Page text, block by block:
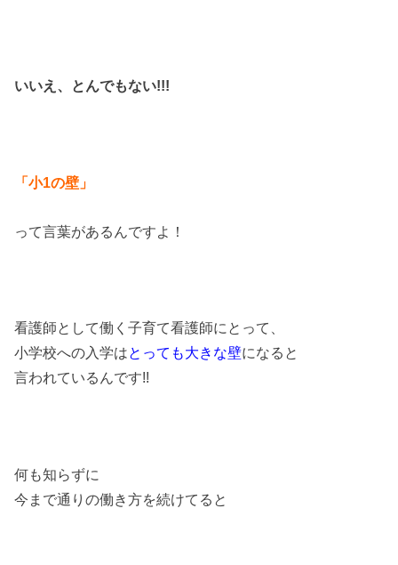
いいえ、とんでもない!!!
「小1の壁」
って言葉があるんですよ！
看護師として働く子育て看護師にとって、
小学校への入学はとっても大きな壁になると
言われているんです!!
何も知らずに
今まで通りの働き方を続けてると